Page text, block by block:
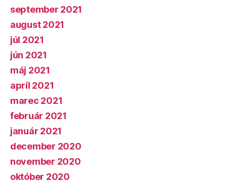
september 2021
august 2021
júl 2021
jún 2021
máj 2021
apríl 2021
marec 2021
február 2021
január 2021
december 2020
november 2020
október 2020